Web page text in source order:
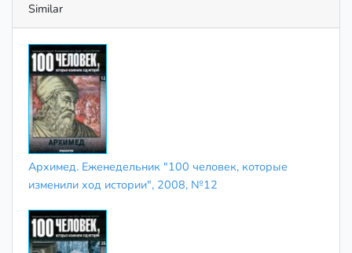
Similar
Архимед. Еженедельник "100 человек, которые
изменили ход истории", 2008, №12